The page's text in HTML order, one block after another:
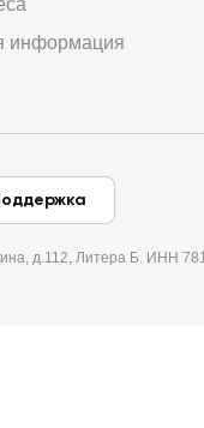
информация
д.112, Литера Б. ИНН